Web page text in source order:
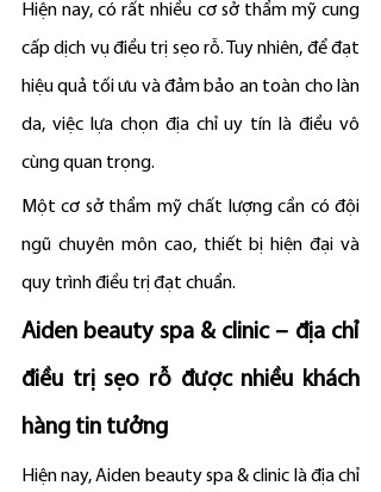
Hiện nay, có rất nhiều cơ sở thẩm mỹ cung
cấp dịch vụ điều trị sẹo rỗ. Tuy nhiên, để đạt
hiệu quả tối ưu và đảm bảo an toàn cho làn
da, việc lựa chọn địa chỉ uy tín là điều vô
cùng quan trọng.
Một cơ sở thẩm mỹ chất lượng cần có đội
ngũ chuyên môn cao, thiết bị hiện đại và
quy trình điều trị đạt chuẩn.
Aiden beauty spa & clinic – địa chỉ
điều trị sẹo rỗ được nhiều khách
hàng tin tưởng
Hiện nay, Aiden beauty spa & clinic là địa chỉ